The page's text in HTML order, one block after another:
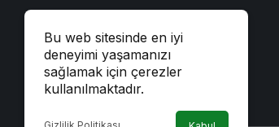
Bu web sitesinde en iyi
deneyimi yaşamanızı
sağlamak için çerezler
kullanılmaktadır.
beykozguncel@gmail.com
iletisim@beykozguncel.com